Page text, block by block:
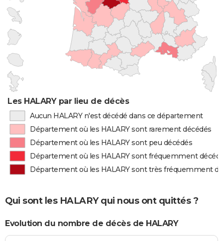
Les HALARY par lieu de décès
Aucun HALARY n'est décédé dans ce département
Département où les HALARY sont rarement décédés
Département où les HALARY sont peu décédés
Département où les HALARY sont fréquemment
Département où les HALARY sont très fréquemment
Qui sont les HALARY qui nous ont quittés ?
Evolution du nombre de décès de HALARY